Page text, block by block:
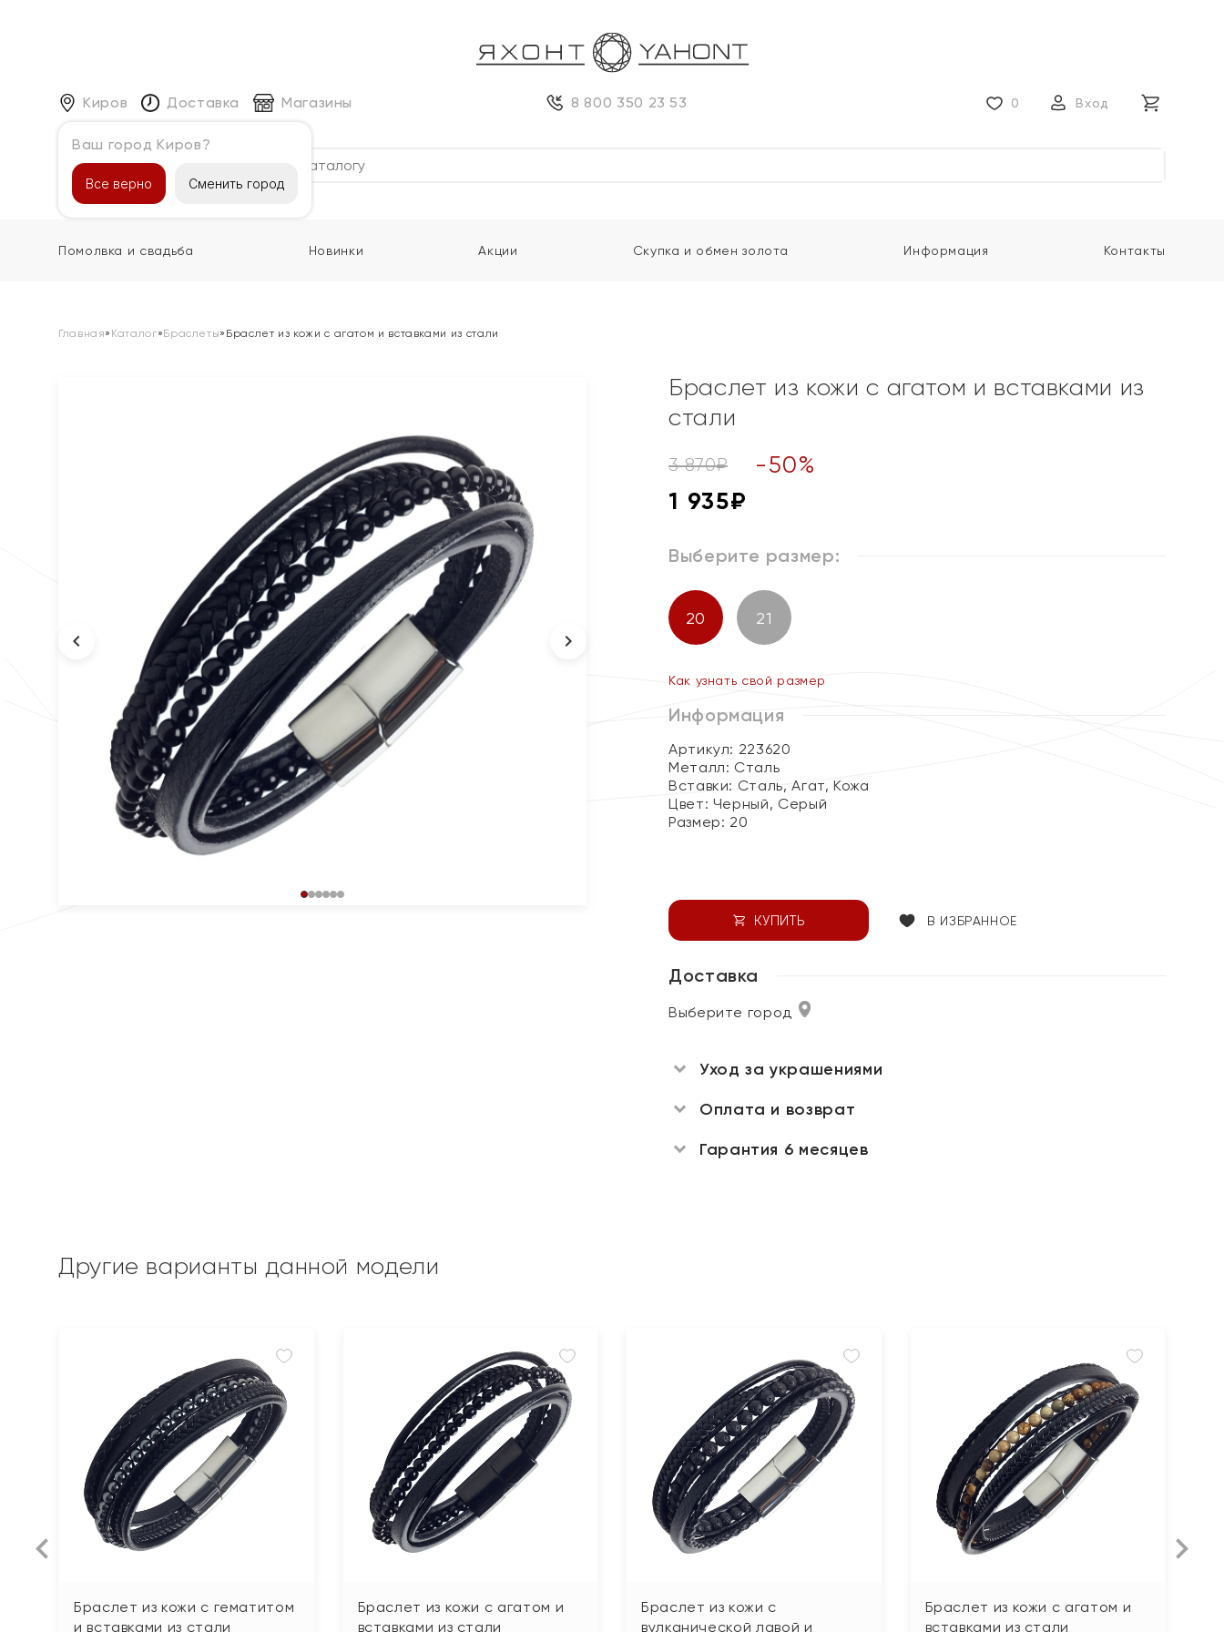
Киров
Ваш город Киров?
Все верно Сменить город
Доставка Магазины 8 800 350 23 53 0 Вход
Каталог
Помолвка и свадьба Новинки Акции Скупка и обмен золота Информация Контакты
Главная» Каталог»Браслеты» Браслет из кожи с агатом и вставками из стали
Браслет из кожи с агатом и вставками из
стали
3 870₽ -50%
1 935₽
Выберите размер:
20 21
Как узнать свой размер
Информация
Артикул: 223620
Металл: Сталь
Вставки: Сталь, Агат, Кожа
Цвет: Черный, Серый
Размер: 20
КУПИТЬ В ИЗБРАННОЕ
Доставка
Выберите город
Уход за украшениями
Оплата и возврат
Гарантия 6 месяцев
Другие варианты данной модели
Браслет из кожи с гематитом
и вставками из стали
Браслет из кожи с агатом и
вставками из стали
Браслет из кожи с
вулканической лавой и
Браслет из кожи с агатом и
вставками из стали